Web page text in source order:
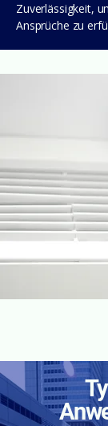
Zuverlässigkeit,
Ansprüche zu